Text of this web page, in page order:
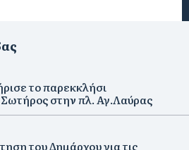
το παρεκκλήσι
στην πλ. Αγ.Λαύρας
του Δημάρχου για τις